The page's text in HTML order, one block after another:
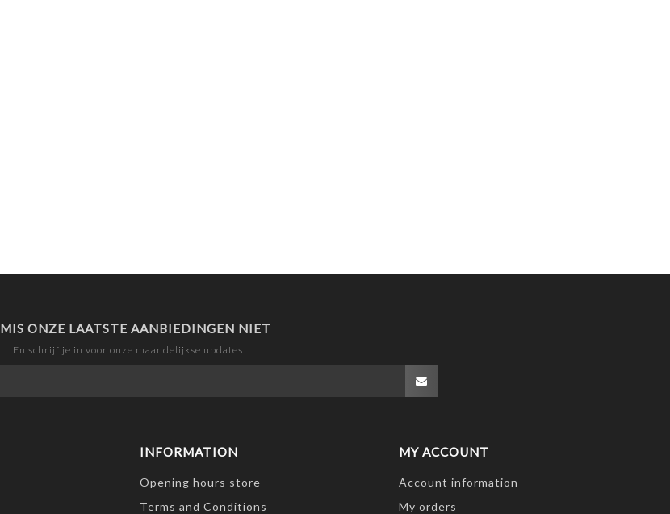
MIS ONZE LAATSTE AANBIEDINGEN NIET
En schrijf je in voor onze maandelijkse updates
INFORMATION
Opening hours store
Terms and Conditions
MY ACCOUNT
Account information
My orders